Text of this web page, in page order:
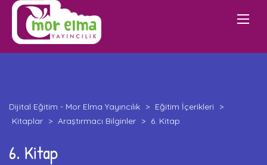
Dijital Eğitim - Mor Elma Yayıncılık > Eğitim İçerikleri
>
Kitaplar > Araştırmacı Bilginler > 6. Kitap
6. Kitap